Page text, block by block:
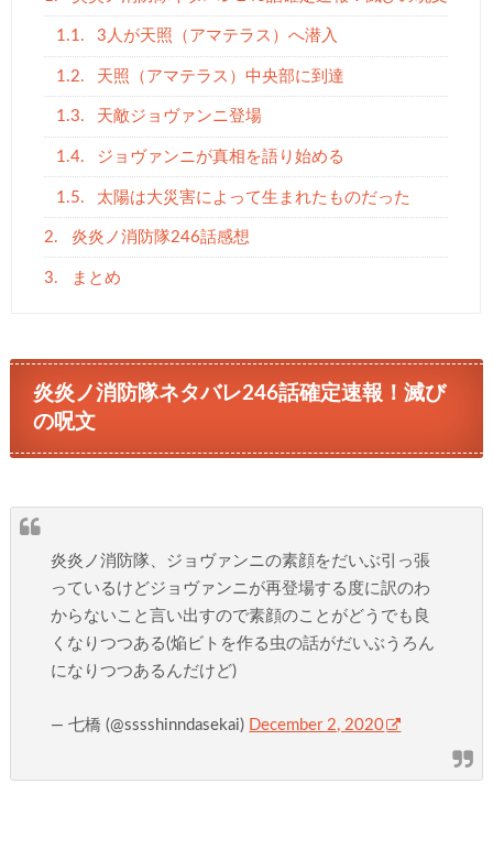
1.1. 3人が天照（アマテラス）へ潜入
1.2. 天照（アマテラス）中央部に到達
1.3. 天敵ジョヴァンニ登場
1.4. ジョヴァンニが真相を語り始める
1.5. 太陽は大災害によって生まれたものだった
2. 炎炎ノ消防隊246話感想
3. まとめ
炎炎ノ消防隊ネタバレ246話確定速報！滅び
の呪文
炎炎ノ消防隊、ジョヴァンニの素顔をだいぶ引っ張
っているけどジョヴァンニが再登場する度に訳のわ
からないこと言い出すので素顔のことがどうでも良
くなりつつある(焔ビトを作る虫の話がだいぶうろん
になりつつあるんだけど)
— 七橋 (@sssshinndasekai) December 2, 2020